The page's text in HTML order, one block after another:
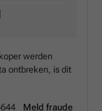
werden
ontbreken, is dit
Meld fraude